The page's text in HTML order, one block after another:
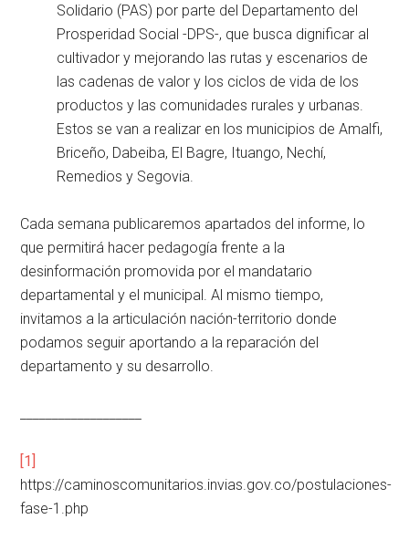
Solidario (PAS) por parte del Departamento del
Prosperidad Social -DPS-, que busca dignificar al
cultivador y mejorando las rutas y escenarios de
las cadenas de valor y los ciclos de vida de los
productos y las comunidades rurales y urbanas.
Estos se van a realizar en los municipios de Amalfi,
Briceño, Dabeiba, El Bagre, Ituango, Nechí,
Remedios y Segovia.
Cada semana publicaremos apartados del informe, lo
que permitirá hacer pedagogía frente a la
desinformación promovida por el mandatario
departamental y el municipal. Al mismo tiempo,
invitamos a la articulación nación-territorio donde
podamos seguir aportando a la reparación del
departamento y su desarrollo.
[1]
https://caminoscomunitarios.invias.gov.co/postulaciones-
fase-1.php